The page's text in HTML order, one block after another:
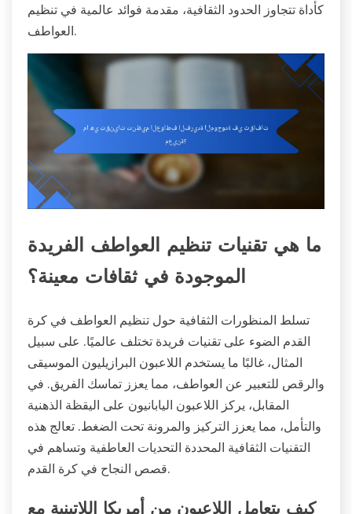
كأداة تتجاوز الحدود الثقافية، مقدمة فوائد عالمية في تنظيم
العواطف.
ما هي تقنيات تنظيم العواطف الفريدة
الموجودة في ثقافات معينة؟
تسلط المنظورات الثقافية حول تنظيم العواطف في كرة
القدم الضوء على تقنيات فريدة تختلف عالميًا. على سبيل
المثال، غالبًا ما يستخدم اللاعبون البرازيليون الموسيقى
والرقص للتعبير عن العواطف، مما يعزز تماسك الفريق. في
المقابل، يركز اللاعبون اليابانيون على اليقظة الذهنية
والتأمل، مما يعزز التركيز والمرونة تحت الضغط. تعالج هذه
التقنيات الثقافية المحددة التحديات العاطفية وتساهم في
قصص النجاح في كرة القدم.
كيف يتعامل اللاعبون من أمريكا اللاتينية مع